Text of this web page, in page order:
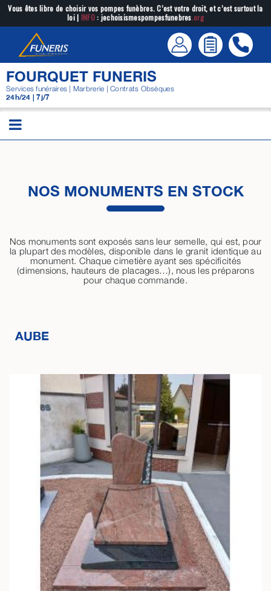
Passer
contenu
Vous êtes libre de choisir vos pompes funèbres. C’est votre droit, et c’est surtout la
loi | INFO: jechoisismespompesfunebres.org
FOURQUET FUNERIS
Services funéraires | Marbrerie | Contrats Obsèques
24h/24 | 7j/7
NOS MONUMENTS EN STOCK
Nos monuments sont exposés sans leur semelle, qui est, pour
la plupart des modèles, disponible dans le granit identique au
monument. Chaque cimetière ayant ses spécificités
(dimensions, hauteurs de placages…), nous les préparons
pour chaque commande.
AUBE